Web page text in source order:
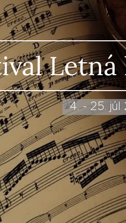
4. - 25. júl